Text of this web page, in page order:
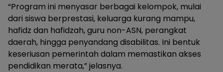
“Program ini menyasar berbagai kelompok, mulai
dari siswa berprestasi, keluarga kurang mampu,
hafidz dan hafidzah, guru non-ASN, perangkat
daerah, hingga penyandang disabilitas. Ini bentuk
keseriusan pemerintah dalam memastikan akses
pendidikan merata,” jelasnya.